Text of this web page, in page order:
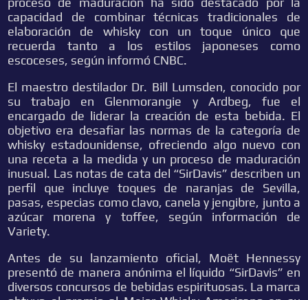
capacidad de combinar técnicas tradicionales de
elaboración de whisky con un toque único que
recuerda tanto a los estilos japoneses como
escoceses, según informó CNBC.
El maestro destilador Dr. Bill Lumsden, conocido por
su trabajo en Glenmorangie y Ardbeg, fue el
encargado de liderar la creación de esta bebida. El
objetivo era desafiar las normas de la categoría de
whisky estadounidense, ofreciendo algo nuevo con
una receta a la medida y un proceso de maduración
inusual. Las notas de cata del “SirDavis” describen un
perfil que incluye toques de naranjas de Sevilla,
pasas, especias como clavo, canela y jengibre, junto a
azúcar morena y toffee, según información de
Variety.
Antes de su lanzamiento oficial, Moët Hennessy
presentó de manera anónima el líquido “SirDavis” en
diversos concursos de bebidas espirituosas. La marca